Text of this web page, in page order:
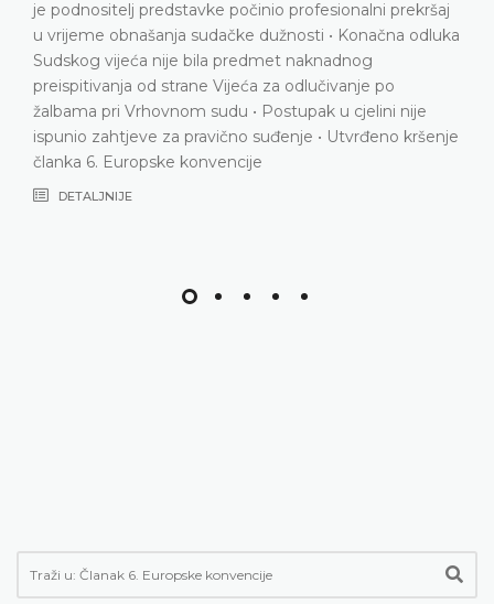
profesionalni prekršaj
• Konačna odluka
naknadnog
za odlučivanje po
Postupak u cjelini nije
• Utvrđeno kršenje
povrede članka 6. Europske
DETALJNIJE